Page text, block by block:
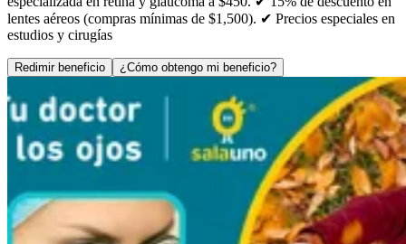
lentes aéreos (compras mínimas de $1,500). ✔ Precios especiales en
estudios y cirugías
Redimir beneficio ¿Cómo obtengo mi beneficio?